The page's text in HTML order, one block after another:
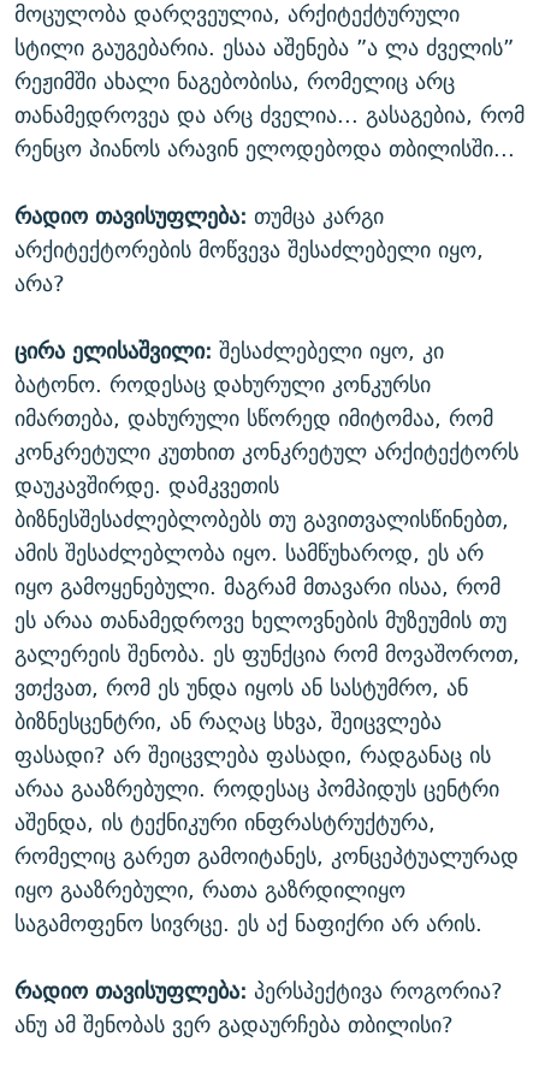
მოცულობა დარღვეულია, არქიტექტურული
სტილი გაუგებარია. ესაა აშენება ”ა ლა ძველის”
რეჟიმში ახალი ნაგებობისა, რომელიც არც
თანამედროვეა და არც ძველია... გასაგებია, რომ
რენცო პიანოს არავინ ელოდებოდა თბილისში...
რადიო თავისუფლება: თუმცა კარგი
არქიტექტორების მოწვევა შესაძლებელი იყო,
არა?
ცირა ელისაშვილი: შესაძლებელი იყო, კი
ბატონო. როდესაც დახურული კონკურსი
იმართება, დახურული სწორედ იმიტომაა, რომ
კონკრეტული კუთხით კონკრეტულ არქიტექტორს
დაუკავშირდე. დამკვეთის
ბიზნესშესაძლებლობებს თუ გავითვალისწინებთ,
ამის შესაძლებლობა იყო. სამწუხაროდ, ეს არ
იყო გამოყენებული. მაგრამ მთავარი ისაა, რომ
ეს არაა თანამედროვე ხელოვნების მუზეუმის თუ
გალერეის შენობა. ეს ფუნქცია რომ მოვაშოროთ,
ვთქვათ, რომ ეს უნდა იყოს ან სასტუმრო, ან
ბიზნესცენტრი, ან რაღაც სხვა, შეიცვლება
ფასადი? არ შეიცვლება ფასადი, რადგანაც ის
არაა გააზრებული. როდესაც პომპიდუს ცენტრი
აშენდა, ის ტექნიკური ინფრასტრუქტურა,
რომელიც გარეთ გამოიტანეს, კონცეპტუალურად
იყო გააზრებული, რათა გაზრდილიყო
საგამოფენო სივრცე. ეს აქ ნაფიქრი არ არის.
რადიო თავისუფლება: პერსპექტივა როგორია?
ანუ ამ შენობას ვერ გადაურჩება თბილისი?